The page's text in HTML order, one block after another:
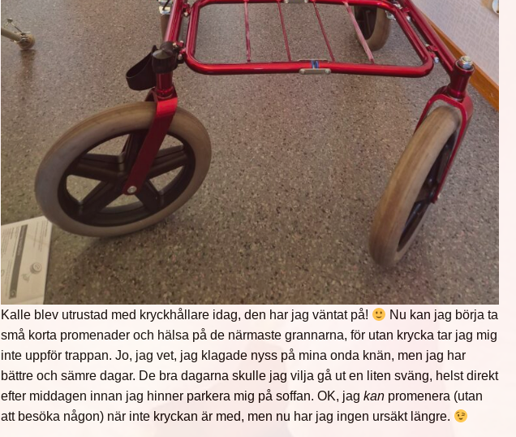
Kalle blev utrustad med kryckhållare idag, den har jag väntat på!
Nu kan jag börja ta
små korta promenader och hälsa på de närmaste grannarna, för utan krycka tar jag mig
inte uppför trappan. Jo, jag vet, jag klagade nyss på mina onda knän, men jag har
bättre och sämre dagar. De bra dagarna skulle jag vilja gå ut en liten sväng, helst direkt
efter middagen innan jag hinner parkera mig på soffan. OK, jagkan promenera (utan
att besöka någon) när inte kryckan är med, men nu har jag ingen ursäkt längre.